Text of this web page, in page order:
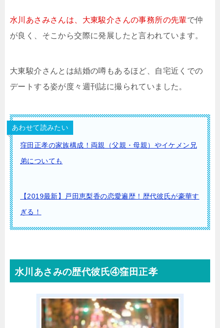
水川あさみさんは、大東駿介さんの事務所の先輩で仲
が良く、そこから交際に発展したと言われています。
大東駿介さんとは結婚の噂もあるほど、自宅近くでの
デートする姿が度々週刊誌に撮られていました。
あわせて読みたい
窪田正孝の家族構成！両親（父親・母親）やイケメン兄
弟についても
【2019最新】戸田恵梨香の恋愛遍歴！歴代彼氏が豪華す
ぎる！
水川あさみの歴代彼氏④窪田正孝